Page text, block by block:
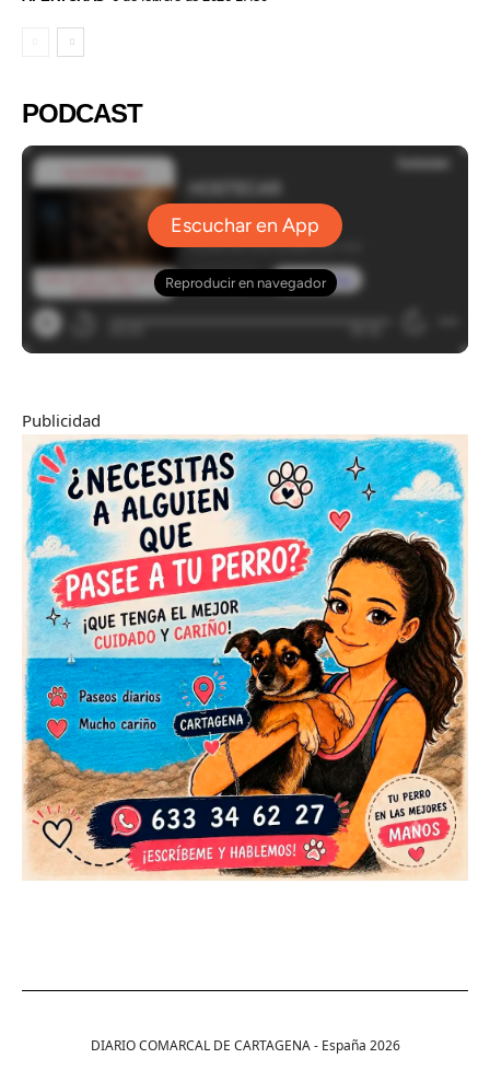
PODCAST
Publicidad
DIARIO COMARCAL DE CARTAGENA - España 2026